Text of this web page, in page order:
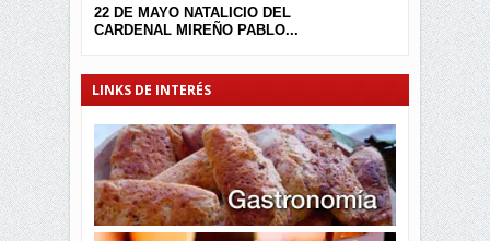
22 DE MAYO NATALICIO DEL
CARDENAL MIREÑO PABLO...
LINKS DE INTERÉS